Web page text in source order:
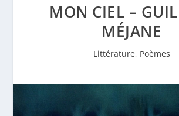
MON CIEL –
MÉJANE
Littérature, Poèmes